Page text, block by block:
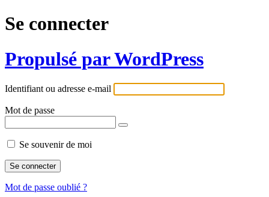
Se connecter
Propulsé par WordPress
Identifiant ou adresse e-mail
Mot de passe
Se souvenir de moi
Mot de passe oublié ?